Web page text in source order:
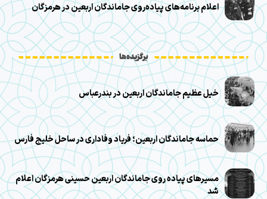
اعلام برنامه‌های پیاده‌روی جاماندگان اربعین در هرمزگان
برگزیده‌ها
خیل عظیم جاماندگان اربعین در بندرعباس
حماسه جاماندگان اربعین؛ فریاد وفاداری در ساحل خلیج فارس
مسیرهای پیاده روی جاماندگان اربعین حسینی هرمزگان اعلام
شد